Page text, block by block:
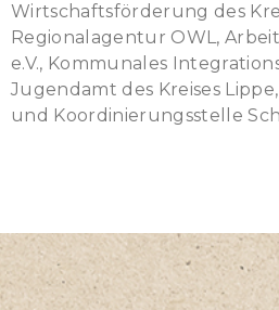
Wirtschaftsförderung des
Regionalagentur OWL,
e.V., Kommunales
Jugendamt des Kreises
und Koordinierungsstelle